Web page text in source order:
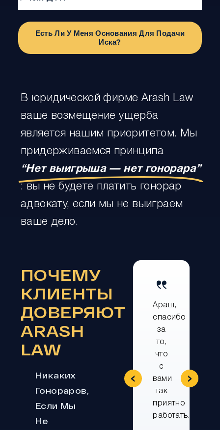
Есть Ли У Меня Основания Для Подачи
Иска?
В юридической фирме Arash Law
ваше возмещение ущерба
является нашим приоритетом. Мы
придерживаемся принципа
“Нет выигрыша — нет гонорара”
: вы не будете платить гонорар
адвокату, если мы не выиграем
ваше дело.
ПОЧЕМУ
КЛИЕНТЫ
ДОВЕРЯЮТ
ARASH
LAW
Никаких
Гонораров,
Если Мы
Не
‹
Араш,
спасибо
за
то,
что
с
вами
так
приятно
работать.
›